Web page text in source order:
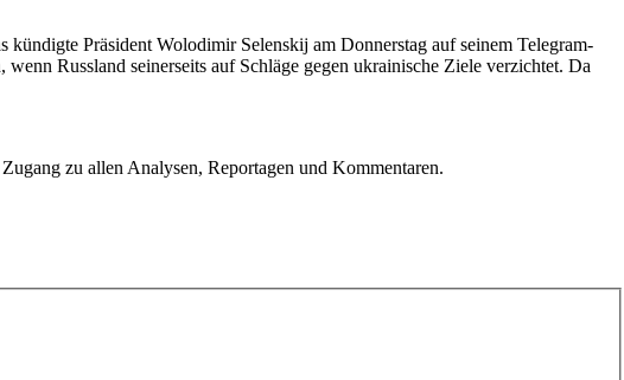
Präsident Wolodimir Selenskij am Donnerstag auf seinem Telegram-
Russland seinerseits auf Schläge gegen ukrainische Ziele verzichtet. Da
zu allen Analysen, Reportagen und Kommentaren.